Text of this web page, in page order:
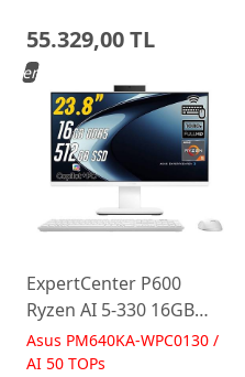
55.329,00 TL
ExpertCenter P600
Ryzen AI 5-330 16GB
512GB 23.8 FreeDos
Beyaz AI-Powered AIO
Asus PM640KA-WPC0130 /
AI 50 TOPs
Yeni